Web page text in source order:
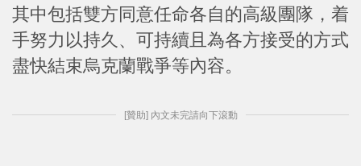
其中包括雙方同意任命各自的高級團隊，着
手努力以持久、可持續且為各方接受的方式
盡快結束烏克蘭戰爭等內容。
[贊助] 內文未完請向下滾動